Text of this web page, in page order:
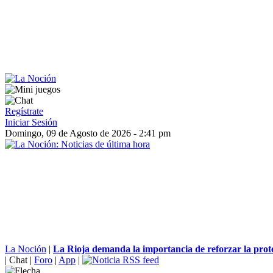
Regístrate
Iniciar Sesión
Domingo, 09 de Agosto de 2026 - 2:41 pm
La Noción | La Rioja demanda la importancia de reforzar la
| Chat | Foro | App |